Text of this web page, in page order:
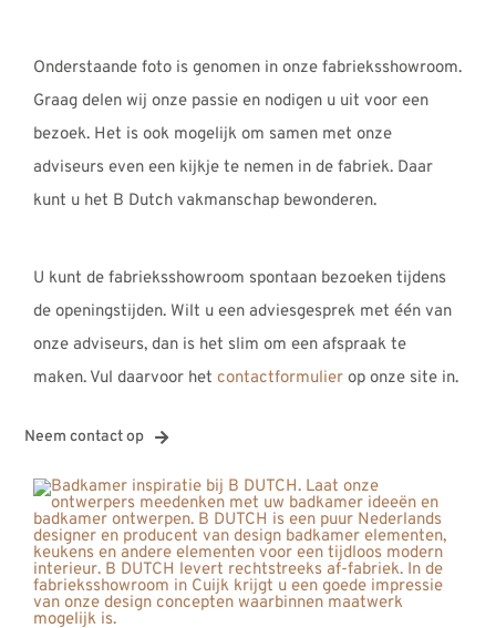
Onderstaande foto is genomen in onze fabrieksshowroom.
Graag delen wij onze passie en nodigen u uit voor een
bezoek. Het is ook mogelijk om samen met onze
adviseurs even een kijkje te nemen in de fabriek. Daar
kunt u het B Dutch vakmanschap bewonderen.
U kunt de fabrieksshowroom spontaan bezoeken tijdens
de openingstijden. Wilt u een adviesgesprek met één van
onze adviseurs, dan is het slim om een afspraak te
maken. Vul daarvoor het contactformulierop onze site in.
Neem contact op